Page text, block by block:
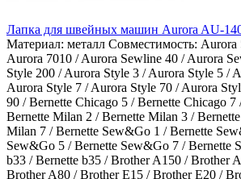
Лапка для швейных машин Aurora AU-
Материал: металл Совместимость: Aurora
Aurora 7010 / Aurora Sewline 40 / Aurora
Style 200 / Aurora Style 3 / Aurora Style 5 /
Aurora Style 7 / Aurora Style 70 / Aurora
90 / Bernette Chicago 5 / Bernette Chicago
Bernette Milan 2 / Bernette Milan 3 /
Milan 7 / Bernette Sew&Go 1 / Bernette
Sew&Go 5 / Bernette Sew&Go 7 / Bernette
b33 / Bernette b35 / Brother A150 / Brother
Brother A80 / Brother E15 / Brother E20 /